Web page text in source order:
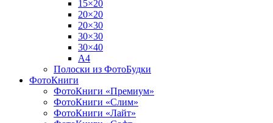
15×20
20×20
20×30
30×30
30×40
A4
Полоски из ФотоБудки
ФотоКниги
ФотоКниги «Премиум»
ФотоКниги «Слим»
ФотоКниги «Лайт»